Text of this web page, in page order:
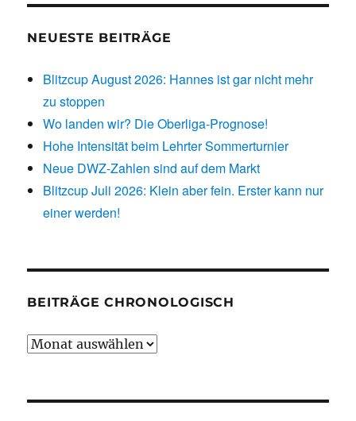
NEUESTE BEITRÄGE
Blitzcup August 2026: Hannes ist gar nicht mehr
zu stoppen
Wo landen wir? Die Oberliga-Prognose!
Hohe Intensität beim Lehrter Sommerturnier
Neue DWZ-Zahlen sind auf dem Markt
Blitzcup Juli 2026: Klein aber fein. Erster kann nur
einer werden!
BEITRÄGE CHRONOLOGISCH
Beiträge